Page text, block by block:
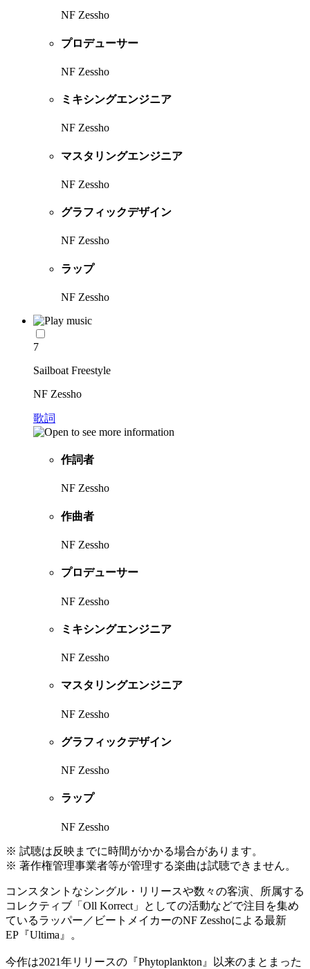
NF Zessho
プロデューサー
NF Zessho
ミキシングエンジニア
NF Zessho
マスタリングエンジニア
NF Zessho
グラフィックデザイン
NF Zessho
ラップ
NF Zessho
7
Sailboat Freestyle
NF Zessho
歌詞
作詞者
NF Zessho
作曲者
NF Zessho
プロデューサー
NF Zessho
ミキシングエンジニア
NF Zessho
マスタリングエンジニア
NF Zessho
グラフィックデザイン
NF Zessho
ラップ
NF Zessho
※ 試聴は反映までに時間がかかる場合があります。
※ 著作権管理事業者等が管理する楽曲は試聴できません。
コンスタントなシングル・リリースや数々の客演、所属する
コレクティブ「Oll Korrect」としての活動などで注目を集め
ているラッパー／ビートメイカーのNF Zesshoによる最新
EP『Ultima』。
今作は2021年リリースの『Phytoplankton』以来のまとまった